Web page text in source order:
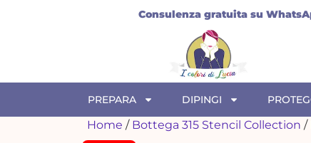
Spedizione7€Gratuitasopra 69€
PREPARA DIPINGI
Home / Bottega 315 Stencil Collection /